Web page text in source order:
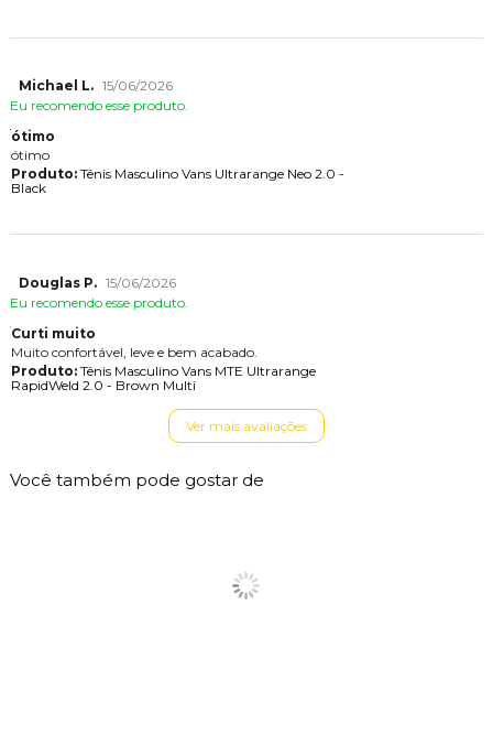
Michael L. 15/06/2026
Eu recomendo esse produto.
ótimo
ótimo
Produto:Tênis Masculino Vans Ultrarange Neo 2.0 -
Black
Douglas P. 15/06/2026
Eu recomendo esse produto.
Curti muito
Muito confortável, leve e bem acabado.
Produto:Tênis Masculino Vans MTE Ultrarange
RapidWeld 2.0 - Brown Multi
Ver mais avaliações
Você também pode gostar de